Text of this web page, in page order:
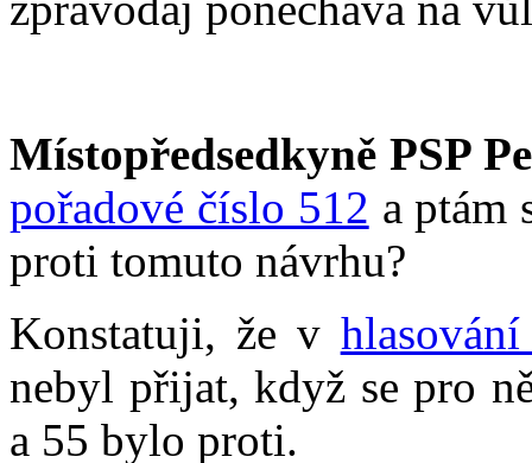
Místopředsedkyně PSP
pořadové číslo 512 a ptám
proti tomuto návrhu?
Konstatuji, že v
nebyl přijat, když se pro
a 55 bylo proti.